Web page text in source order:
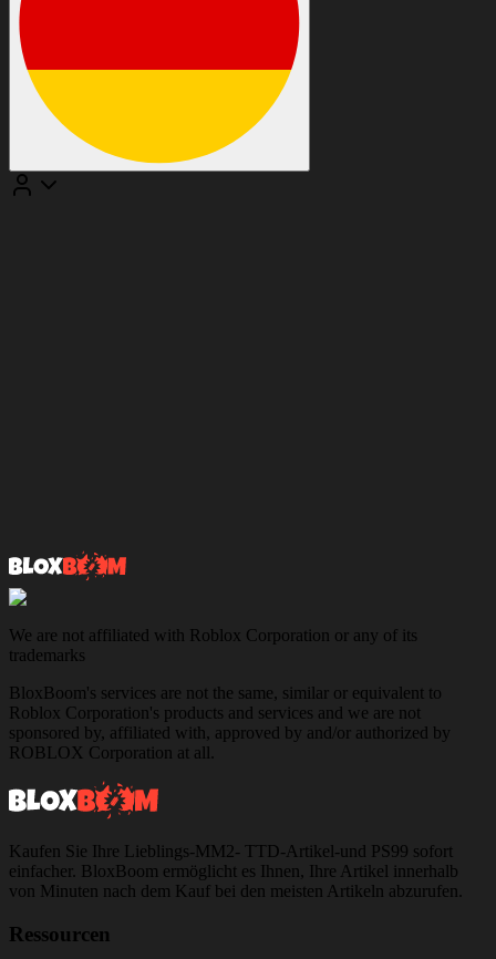
We are not affiliated with Roblox Corporation or any of its
trademarks
BloxBoom's services are not the same, similar or equivalent to
Roblox Corporation's products and services and we are not
sponsored by, affiliated with, approved by and/or authorized by
ROBLOX Corporation at all.
Kaufen Sie Ihre Lieblings-MM2- TTD-Artikel-und PS99 sofort
einfacher. BloxBoom ermöglicht es Ihnen, Ihre Artikel innerhalb
von Minuten nach dem Kauf bei den meisten Artikeln abzurufen.
Ressourcen